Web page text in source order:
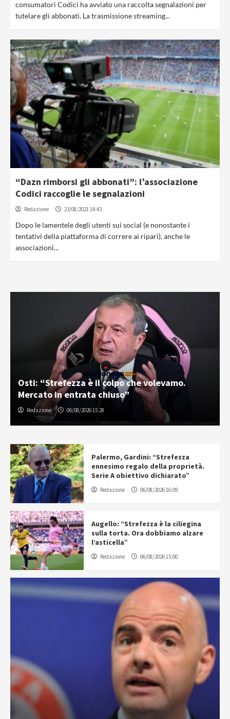
consumatori Codici ha avviato una raccolta segnalazioni per
tutelare gli abbonati. La trasmissione streaming...
“Dazn rimborsi gli abbonati”: l’associazione
Codici raccoglie le segnalazioni
Redazione 23/08/2021 14:43
Dopo le lamentele degli utenti sui social (e nonostante i
tentativi della piattaforma di correre ai ripari), anche le
associazioni...
Osti: “Strefezza è il colpo che volevamo.
Mercato in entrata chiuso”
Redazione 06/08/2026 15:28
Palermo, Gardini: “Strefezza
ennesimo regalo della proprietà.
Serie A obiettivo dichiarato”
Redazione 06/08/2026 16:09
Augello: “Strefezza è la ciliegina
sulla torta. Ora dobbiamo alzare
l’asticella”
Redazione 06/08/2026 15:00